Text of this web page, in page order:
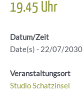
19.45 Uhr
Datum/Zeit
Date(s) - 22/07/2030
Veranstaltungsort
Studio Schatzinsel